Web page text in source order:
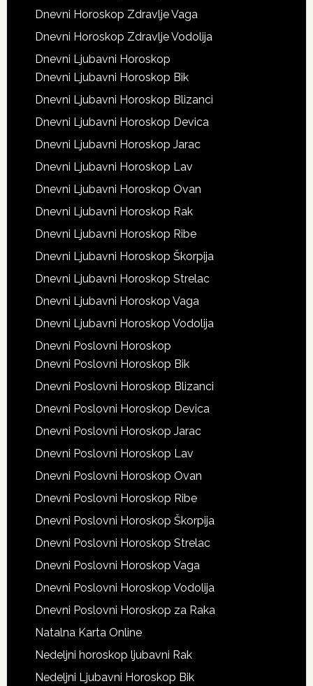
Dnevni Horoskop Zdravlje Vaga
Dnevni Horoskop Zdravlje Vodolija
Dnevni Ljubavni Horoskop
Dnevni Ljubavni Horoskop Bik
Dnevni Ljubavni Horoskop Blizanci
Dnevni Ljubavni Horoskop Devica
Dnevni Ljubavni Horoskop Jarac
Dnevni Ljubavni Horoskop Lav
Dnevni Ljubavni Horoskop Ovan
Dnevni Ljubavni Horoskop Rak
Dnevni Ljubavni Horoskop Ribe
Dnevni Ljubavni Horoskop Škorpija
Dnevni Ljubavni Horoskop Strelac
Dnevni Ljubavni Horoskop Vaga
Dnevni Ljubavni Horoskop Vodolija
Dnevni Poslovni Horoskop
Dnevni Poslovni Horoskop Bik
Dnevni Poslovni Horoskop Blizanci
Dnevni Poslovni Horoskop Devica
Dnevni Poslovni Horoskop Jarac
Dnevni Poslovni Horoskop Lav
Dnevni Poslovni Horoskop Ovan
Dnevni Poslovni Horoskop Ribe
Dnevni Poslovni Horoskop Škorpija
Dnevni Poslovni Horoskop Strelac
Dnevni Poslovni Horoskop Vaga
Dnevni Poslovni Horoskop Vodolija
Dnevni Poslovni Horoskop za Raka
Natalna Karta Online
Nedeljni horoskop ljubavni Rak
Nedeljni Ljubavni Horoskop Bik